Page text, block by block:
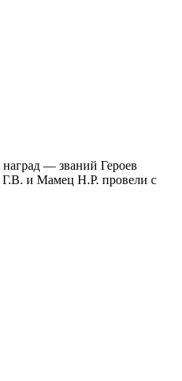
— званий Героев
Г.В. и Мамец Н.Р. провели с